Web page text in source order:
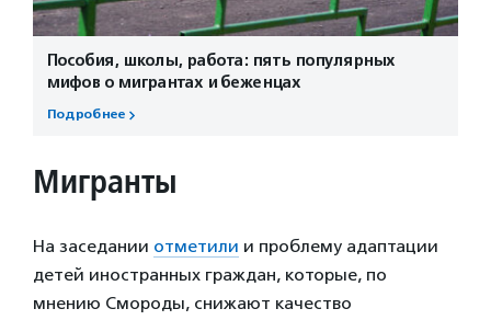
Пособия, школы, работа: пять популярных
мифов о мигрантах и беженцах
Подробнее
Мигранты
На заседании отметили и проблему адаптации
детей иностранных граждан, которые, по
мнению Смороды, снижают качество